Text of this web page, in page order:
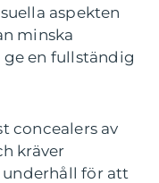
aspekten
minska
en fullständig
concealers av
kräver
för att